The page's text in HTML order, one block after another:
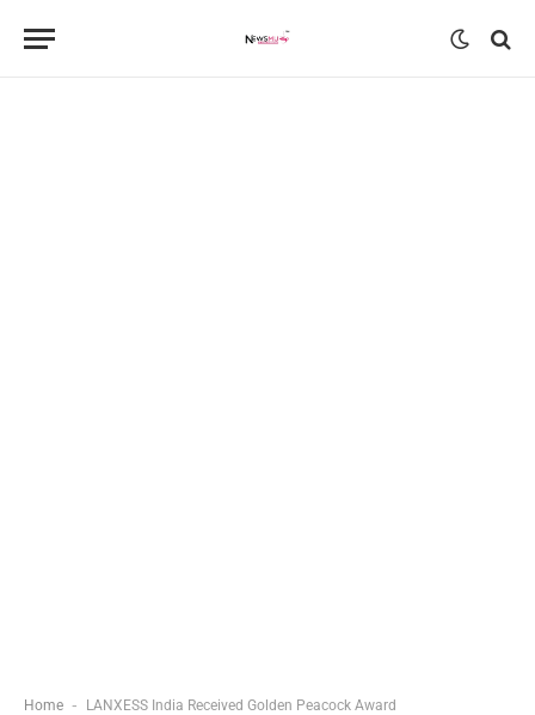
Home - LANXESS India Received Golden Peacock Award